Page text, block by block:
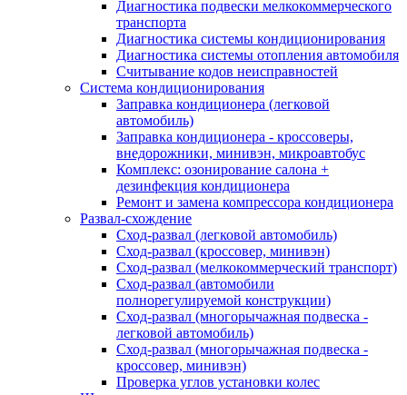
Диагностика подвески мелкокоммерческого
транспорта
Диагностика системы кондиционирования
Диагностика системы отопления автомобиля
Считывание кодов неисправностей
Система кондиционирования
Заправка кондиционера (легковой
автомобиль)
Заправка кондиционера - кроссоверы,
внедорожники, минивэн, микроавтобус
Комплекс: озонирование салона +
дезинфекция кондиционера
Ремонт и замена компрессора кондиционера
Развал-схождение
Сход-развал (легковой автомобиль)
Сход-развал (кроссовер, минивэн)
Сход-развал (мелкокоммерческий транспорт)
Сход-развал (автомобили
полнорегулируемой конструкции)
Сход-развал (многорычажная подвеска -
легковой автомобиль)
Сход-развал (многорычажная подвеска -
кроссовер, минивэн)
Проверка углов установки колес